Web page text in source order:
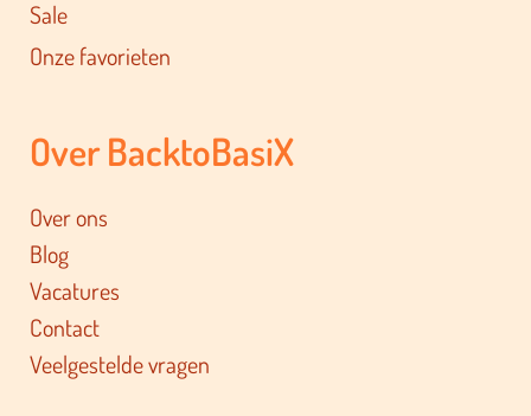
Sale
Onze favorieten
Over BacktoBasiX
Over ons
Blog
Vacatures
Contact
Veelgestelde vragen